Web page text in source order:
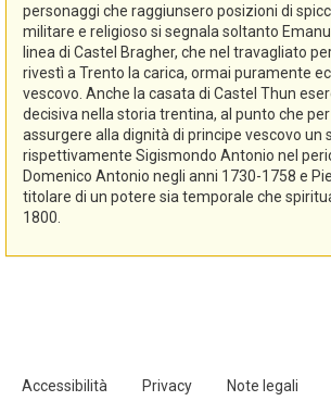
personaggi che raggiunsero posizioni di
militare e religioso si segnala soltanto
linea di Castel Bragher, che nel travagliato
rivestì a Trento la carica, ormai puramente
vescovo. Anche la casata di Castel Thun
decisiva nella storia trentina, al punto che
assurgere alla dignità di principe vescovo un
rispettivamente Sigismondo Antonio nel
Domenico Antonio negli anni 1730-1758 e
titolare di un potere sia temporale che
1800.
Accessibilità Privacy Note legali